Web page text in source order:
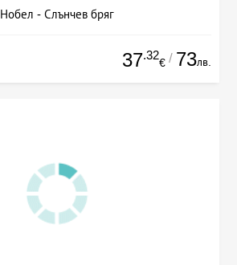
Нобел - Слънчев бряг
37.32
€ / 73лв.